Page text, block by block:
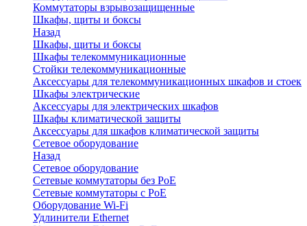
Коммутаторы взрывозащищенные
Шкафы, щиты и боксы
Назад
Шкафы, щиты и боксы
Шкафы телекоммуникационные
Стойки телекоммуникационные
Аксессуары для телекоммуникационных шкафов и стоек
Шкафы электрические
Аксессуары для электрических шкафов
Шкафы климатической защиты
Аксессуары для шкафов климатической защиты
Сетевое оборудование
Назад
Сетевое оборудование
Сетевые коммутаторы без PoE
Сетевые коммутаторы с PoE
Оборудование Wi-Fi
Удлинители Ethernet